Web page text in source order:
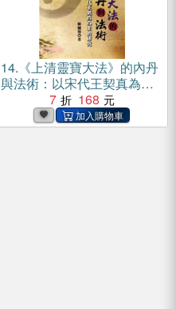
14. 《上清靈寶大法》的內丹
與法術：以宋代王契真為主
的研究(電子書)
7 168